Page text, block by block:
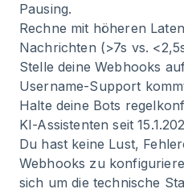
Pausing.
Rechne mit höheren
Nachrichten (>7s vs.
Stelle deine Webhooks
Username-Support
Halte deine Bots
KI-Assistenten seit
Du hast keine Lust,
Webhooks zu
sich um die technische